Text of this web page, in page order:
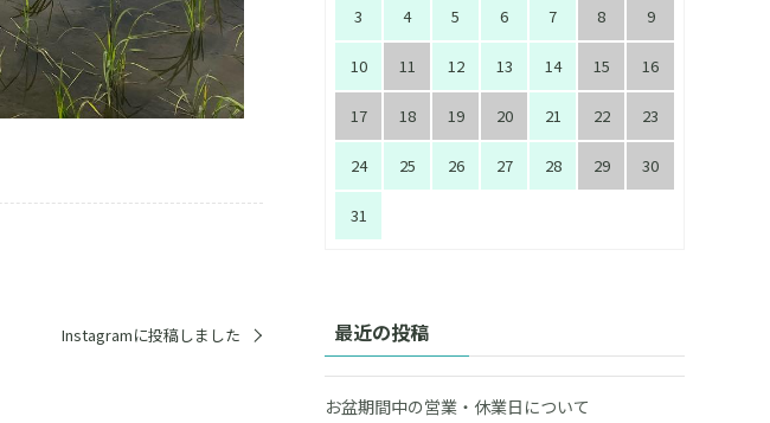
Instagramに投稿しました
3 4 5 6 7 8 9
10 11 12 13 14 15 16
17 18 19 20 21 22 23
24 25 26 27 28 29 30
31
最近の投稿
お盆期間中の営業・休業日について